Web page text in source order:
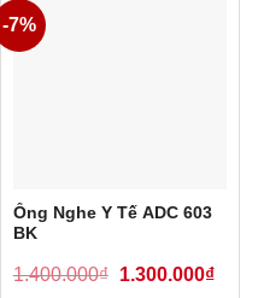
-7%
Ống Nghe Y Tế ADC 603
BK
1.400.000₫
Original
price
1.300.000₫